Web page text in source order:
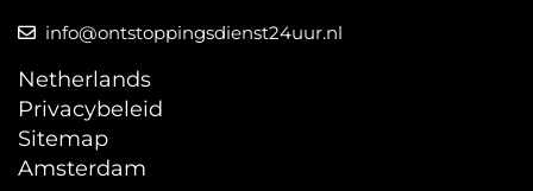
info@ontstoppingsdienst24uur.nl
Netherlands
Privacybeleid
Sitemap
Amsterdam